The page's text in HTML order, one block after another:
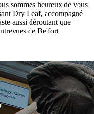
sommes heureux de vous
Dry Leaf, accompagné
aussi déroutant que
de Belfort